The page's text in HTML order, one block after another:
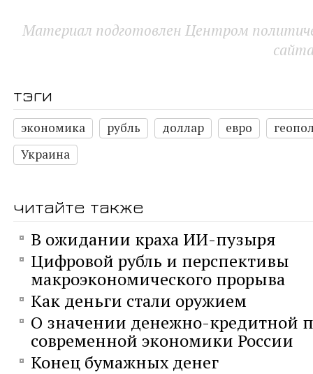
Материал подготовлен Центром
тэги
экономика рубль доллар евро
Украина
читайте также
В ожидании краха ИИ-пузыря
Цифровой рубль и перспективы
макроэкономического прорыва
Как деньги стали оружием
О значении денежно-кредитной
современной экономики России
Конец бумажных денег